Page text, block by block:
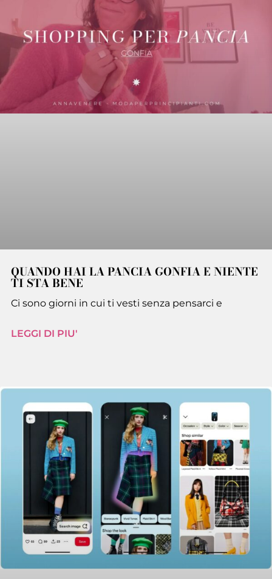
QUANDO HAI LA PANCIA GONFIA E NIENTE
TI STA BENE
Ci sono giorni in cui ti vesti senza pensarci e
LEGGI DI PIU'